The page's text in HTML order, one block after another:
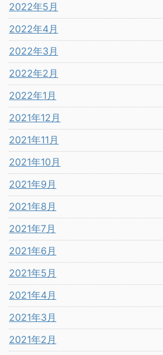
2022年5月
2022年4月
2022年3月
2022年2月
2022年1月
2021年12月
2021年11月
2021年10月
2021年9月
2021年8月
2021年7月
2021年6月
2021年5月
2021年4月
2021年3月
2021年2月